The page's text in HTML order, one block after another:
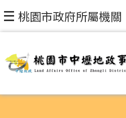
跳到主要內容區塊
桃園市政府所屬機關